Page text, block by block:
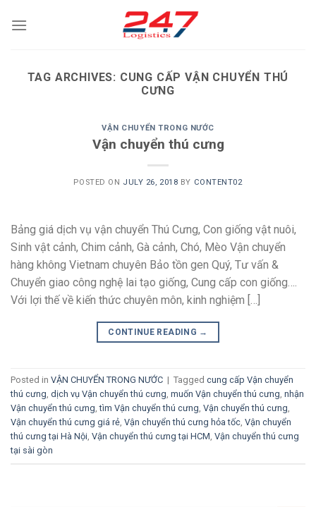
TAG ARCHIVES: CUNG CẤP VẬN CHUYỂN THÚ
CƯNG
VẬN CHUYỂN TRONG NƯỚC
Vận chuyển thú cưng
POSTED ON JULY 26, 2018 BY CONTENT02
Bảng giá dịch vụ vận chuyển Thú Cưng, Con giống vật nuôi,
Sinh vật cảnh, Chim cảnh, Gà cảnh, Chó, Mèo Vận chuyển
hàng không Vietnam chuyên Bảo tồn gen Quý, Tư vấn &
Chuyển giao công nghệ lai tạo giống, Cung cấp con giống….
Với lợi thế về kiến thức chuyên môn, kinh nghiệm […]
CONTINUE READING →
Posted in VẬN CHUYỂN TRONG NƯỚC | Tagged cung cấp Vận chuyển
thú cưng dịch vụ Vận chuyển thú cưng muốn Vận chuyển thú cưng nhận
Vận chuyển thú cưng ,tìm Vận chuyển thú cưng Vận chuyển thú cưng
Vận chuyển thú cưng giá rẻ Vận chuyển thú cưng hỏa tốc Vận chuyển
thú cưng tại Hà Nội Vận chuyển thú cưng tại HCM Vận chuyển thú cưng
tại sài gòn